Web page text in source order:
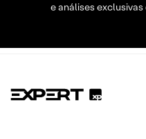
e análises